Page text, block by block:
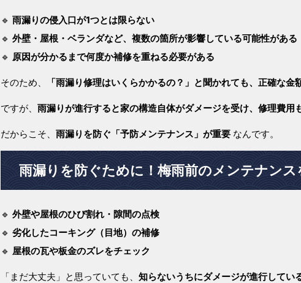
🔹 雨漏りの侵入口が1つとは限らない
🔹 外壁・屋根・ベランダなど、複数の箇所が影響している可能性がある
🔹 原因が分かるまで何度か補修を重ねる必要がある
そのため、 「雨漏り修理はいくらかかるの？」と聞かれても、正確な金
ですが、 雨漏りが進行すると家の構造自体がダメージを受け、修理費用
だからこそ、 雨漏りを防ぐ「予防メンテナンス」が重要 なんです。
雨漏りを防ぐために！梅雨前のメンテナンス
🔹 外壁や屋根のひび割れ・隙間の点検
🔹 劣化したコーキング（目地）の補修
🔹 屋根の瓦や板金のズレをチェック
「まだ大丈夫」と思っていても、 知らないうちにダメージが進行してい